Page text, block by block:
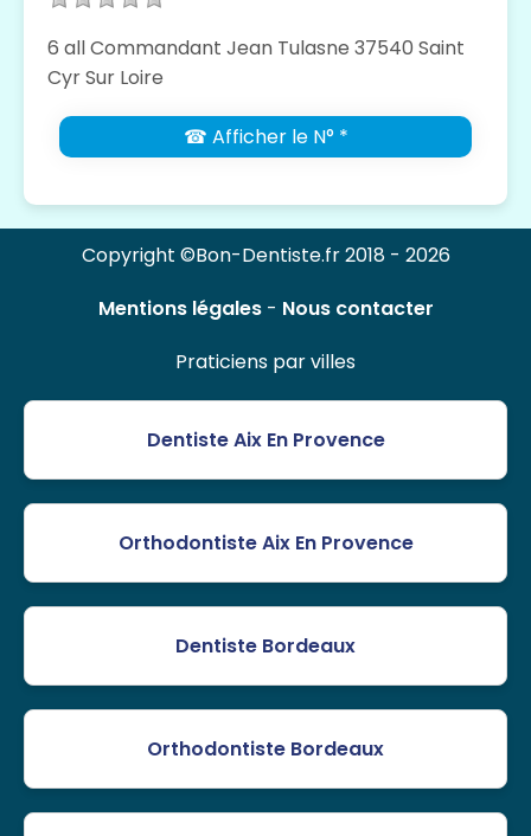
6 all Commandant Jean Tulasne 37540 Saint
Cyr Sur Loire
☎ Afficher le N° *
Copyright ©Bon-Dentiste.fr 2018 - 2026
Mentions légales- Nous contacter
Praticiens par villes
Dentiste Aix En Provence
Orthodontiste Aix En Provence
Dentiste Bordeaux
Orthodontiste Bordeaux